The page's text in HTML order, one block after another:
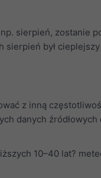
sierpień, zostanie
był
z inną
danych
10–40 lat?